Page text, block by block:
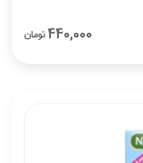
440,000تومان